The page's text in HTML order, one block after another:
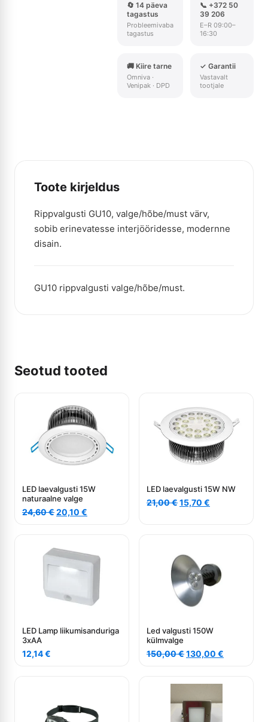
🔄 14 päeva
tagastus
Probleemivaba
tagastus
📞 +372 50
39 206
E–R 09:00–
16:30
🚚 Kiire tarne
Omniva ·
Venipak · DPD
✓ Garantii
Vastavalt
tootjale
Toote kirjeldus
Rippvalgusti GU10, valge/hõbe/must värv,
sobib erinevatesse interjööridesse, modernne
disain.
GU10 rippvalgusti valge/hõbe/must.
Seotud tooted
LED laevalgusti 15W
naturaalne valge
24,60€Algne
20,10 €
LED laevalgusti 15W NW
21,00€Algne
15,70 €
LED Lamp liikumisanduriga
3xAA
12,14€
Led valgusti 150W
külmvalge
150,00€Algne
150,00 €.
130,00 €